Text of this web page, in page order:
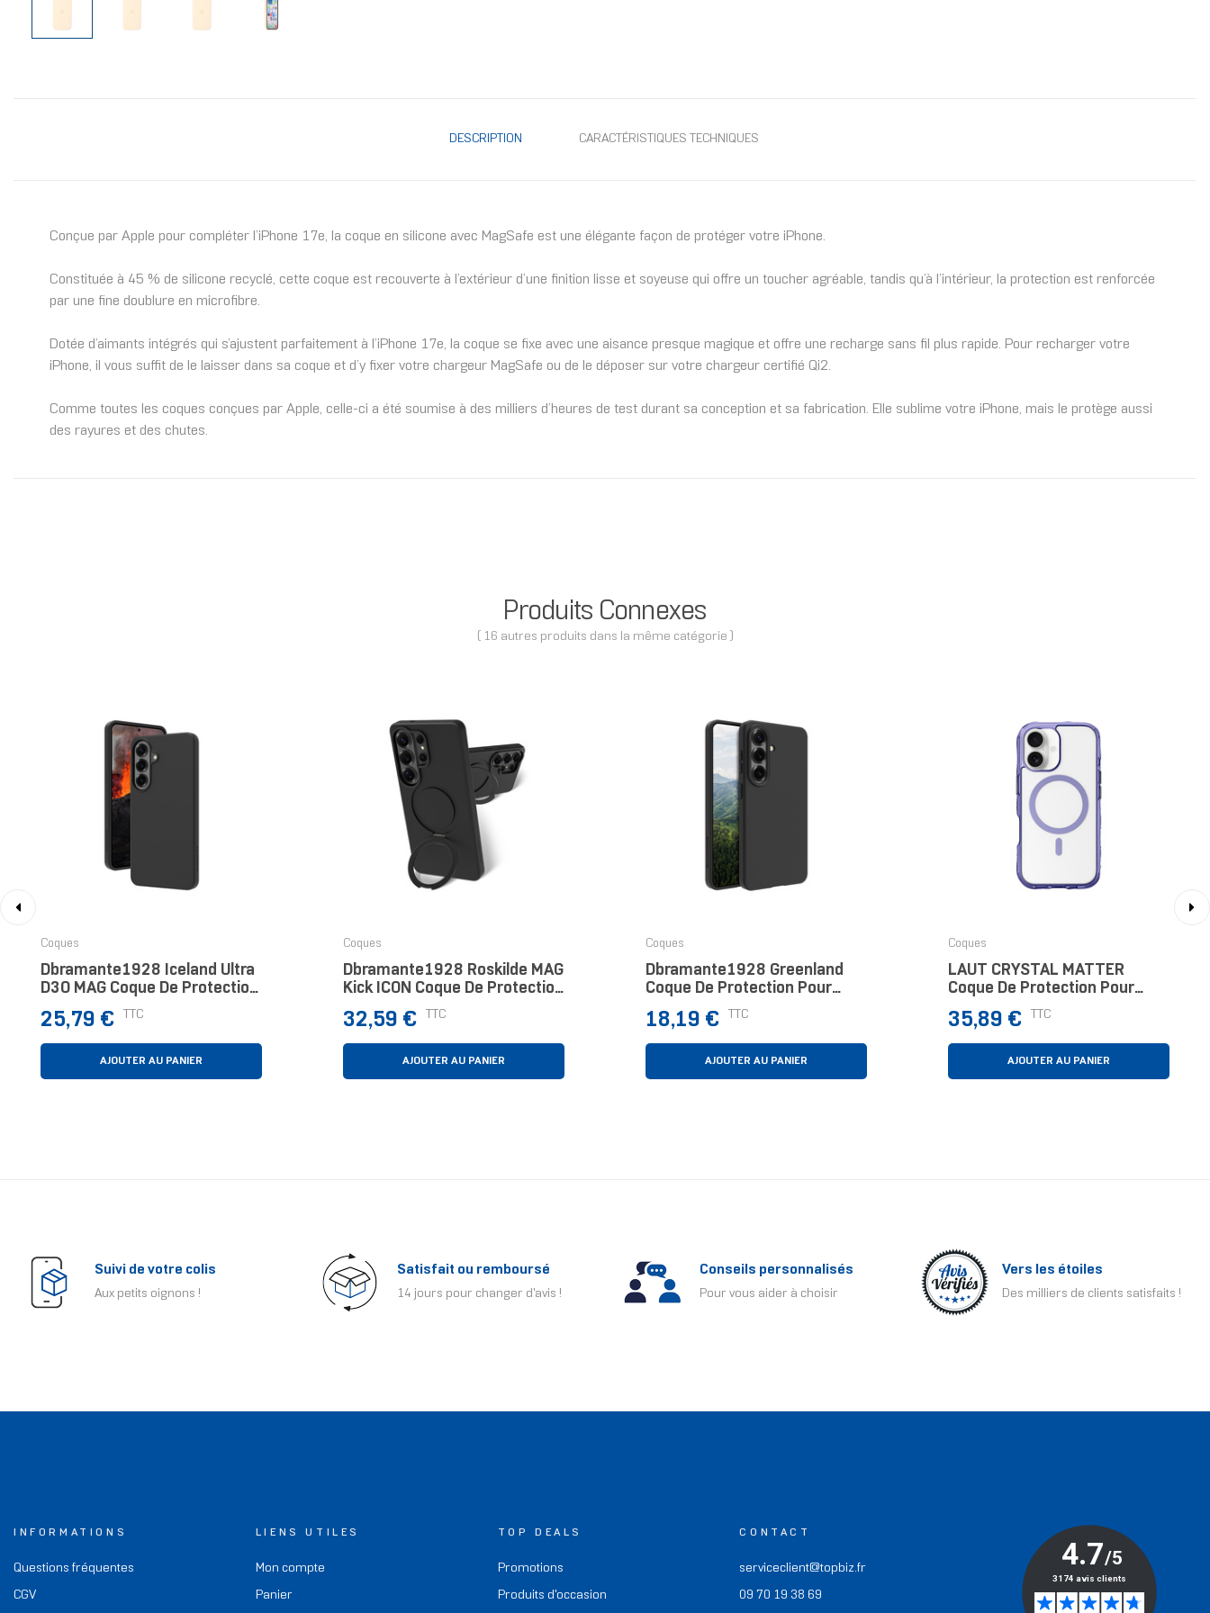
DESCRIPTION CARACTÉRISTIQUES TECHNIQUES
Conçue par Apple pour compléter l’iPhone 17e, la coque en silicone avec MagSafe est une élégante façon de protéger votre iPhone.
Constituée à 45 % de silicone recyclé, cette coque est recouverte à l’extérieur d’une finition lisse et soyeuse qui offre un toucher agréable, tandis qu’à l’intérieur, la protection est renforcée
par une fine doublure en microfibre.
Dotée d’aimants intégrés qui s’ajustent parfaitement à l’iPhone 17e, la coque se fixe avec une aisance presque magique et offre une recharge sans fil plus rapide. Pour recharger votre
iPhone, il vous suffit de le laisser dans sa coque et d’y fixer votre chargeur MagSafe ou de le déposer sur votre chargeur certifié Qi2.
Comme toutes les coques conçues par Apple, celle‑ci a été soumise à des milliers d’heures de test durant sa conception et sa fabrication. Elle sublime votre iPhone, mais le protège aussi
des rayures et des chutes.
Produits Connexes
( 16 autres produits dans la même catégorie )
Coques
Dbramante1928 Iceland Ultra
D3O MAG Coque De Protection
Pour Téléphones Portables 17
Cm (6.7") Housse Noir
Prix
25,79 € TTC
AJOUTER AU PANIER
Coques
Dbramante1928 Roskilde MAG
Kick ICON Coque De Protection
Pour Téléphones Portables
17,5 Cm (6.9") Housse Marine
Prix
32,59 € TTC
AJOUTER AU PANIER
Coques
Dbramante1928 Greenland
Coque De Protection Pour
Téléphones Portables 16 Cm
(6.3") Housse Noir
Prix
18,19 € TTC
AJOUTER AU PANIER
Coques
LAUT CRYSTAL MATTER
Coque De Protection Pour
Téléphones Portables 16 Cm
(6.3") Housse Violet,
Transparent
Prix
35,89 € TTC
AJOUTER AU PANIER
Suivi de votre colis
Aux petits oignons !
Satisfait ou remboursé
14 jours pour changer d'avis !
Conseils personnalisés
Pour vous aider à choisir
Vers les étoiles
Des milliers de clients satisfaits !
INFORMATIONS
Questions fréquentes
CGV
LIENS UTILES
Mon compte
Panier
TOP DEALS
Promotions
Produits d'occasion
CONTACT
serviceclient@topbiz.fr
09 70 19 38 69